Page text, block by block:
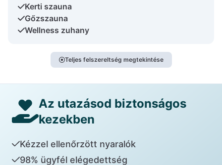
Kerti szauna
Gőzszauna
Wellness zuhany
Teljes felszereltség megtekintése
Az utazásod biztonságos
kezekben
Kézzel ellenőrzött nyaralók
98% ügyfél elégedettség